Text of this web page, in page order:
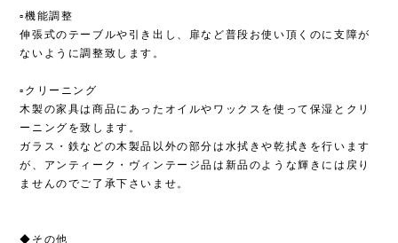
▫︎機能調整
伸張式のテーブルや引き出し、扉など普段お使い頂くのに支障が
ないように調整致します。
▫︎クリーニング
木製の家具は商品にあったオイルやワックスを使って保湿とクリ
ーニングを致します。
ガラス・鉄などの木製品以外の部分は水拭きや乾拭きを行います
が、アンティーク・ヴィンテージ品は新品のような輝きには戻り
ませんのでご了承下さいませ。
◆その他